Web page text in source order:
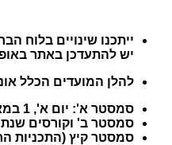
ייתכנו שינויים בלוח
יש להתעדכן באתר
להלן המועדים הכלל
סמסטר א': יום א', 1 במאי 2022 , ל' בניסן תשפ"ב
סמסטר ב' וקורסים שנתיים: יום א', 18 בספטמבר
סמסטר קיץ (התכניות החוץ תקציביות):